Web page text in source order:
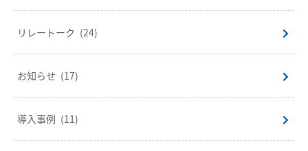
リレートーク (24)
お知らせ (17)
導入事例 (11)